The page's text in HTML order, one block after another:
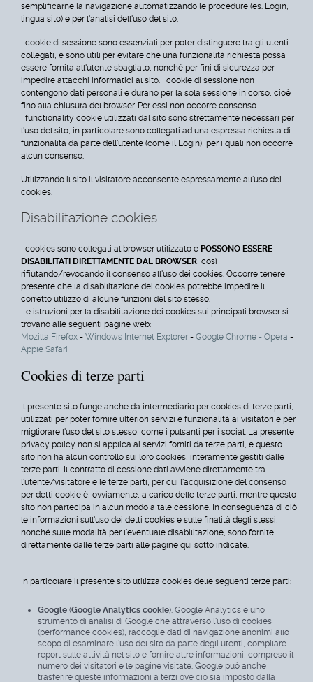
semplificarne la navigazione automatizzando le procedure (es. Login,
lingua sito) e per l'analisi dell'uso del sito.
I cookie di sessione sono essenziali per poter distinguere tra gli utenti
collegati, e sono utili per evitare che una funzionalità richiesta possa
essere fornita all'utente sbagliato, nonché per fini di sicurezza per
impedire attacchi informatici al sito. I cookie di sessione non
contengono dati personali e durano per la sola sessione in corso, cioè
fino alla chiusura del browser. Per essi non occorre consenso.
I functionality cookie utilizzati dal sito sono strettamente necessari per
l'uso del sito, in particolare sono collegati ad una espressa richiesta di
funzionalità da parte dell'utente (come il Login), per i quali non occorre
alcun consenso.
Utilizzando il sito il visitatore acconsente espressamente all'uso dei
cookies.
Disabilitazione cookies
I cookies sono collegati al browser utilizzato e POSSONO ESSERE
DISABILITATI DIRETTAMENTE DAL BROWSER, così
rifiutando/revocando il consenso all'uso dei cookies. Occorre tenere
presente che la disabilitazione dei cookies potrebbe impedire il
corretto utilizzo di alcune funzioni del sito stesso.
Le istruzioni per la disabilitazione dei cookies sui principali browser si
trovano alle seguenti pagine web:
Mozilla Firefox - Windows Internet Explorer - Google Chrome - Opera -
Apple Safari
Cookies di terze parti
Il presente sito funge anche da intermediario per cookies di terze parti,
utilizzati per poter fornire ulteriori servizi e funzionalità ai visitatori e per
migliorare l'uso del sito stesso, come i pulsanti per i social. La presente
privacy policy non si applica ai servizi forniti da terze parti, e questo
sito non ha alcun controllo sui loro cookies, interamente gestiti dalle
terze parti. Il contratto di cessione dati avviene direttamente tra
l'utente/visitatore e le terze parti, per cui l'acquisizione del consenso
per detti cookie è, ovviamente, a carico delle terze parti, mentre questo
sito non partecipa in alcun modo a tale cessione. In conseguenza di ciò
le informazioni sull'uso dei detti cookies e sulle finalità degli stessi,
nonché sulle modalità per l'eventuale disabilitazione, sono fornite
direttamente dalle terze parti alle pagine qui sotto indicate.
In particolare il presente sito utilizza cookies delle seguenti terze parti:
Google (Google Analytics cookie): Google Analytics è uno
strumento di analisi di Google che attraverso l'uso di cookies
(performance cookies), raccoglie dati di navigazione anonimi allo
scopo di esaminare l'uso del sito da parte degli utenti, compilare
report sulle attività nel sito e fornire altre informazioni, compreso il
numero dei visitatori e le pagine visitate. Google può anche
trasferire queste informazioni a terzi ove ciò sia imposto dalla